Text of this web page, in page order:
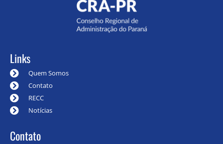
Links
Quem Somos
Contato
RECC
Notícias
Contato